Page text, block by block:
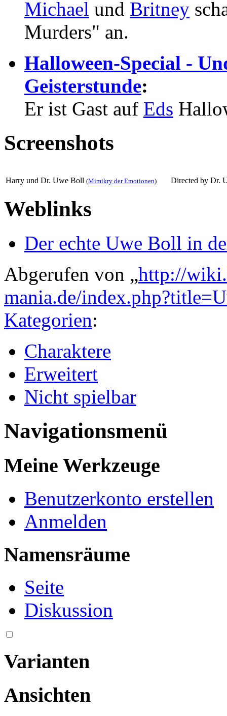
Michael und Britney
Murders" an.
Halloween-Special -
Geisterstunde:
Er ist Gast auf Eds
Screenshots
Harry und Dr. Uwe Boll (Mimikry der Emotionen) Directed by Dr.
Weblinks
Der echte Uwe Boll in
Abgerufen von „http://
mania.de/
Kategorien:
Charaktere
Erweitert
Nicht spielbar
Navigationsmenü
Meine Werkzeuge
Benutzerkonto erstellen
Anmelden
Namensräume
Seite
Diskussion
Varianten
Ansichten